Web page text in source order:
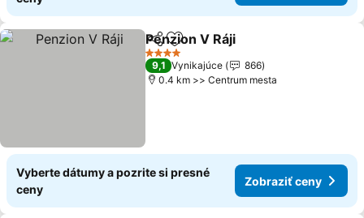
ZdieľaťPridať do obľúbených
Penzion V Ráji
4 Počet hviezdičiek
9,1 Vynikajúce
866
0.4 km >> Centrum mesta
Vyberte dátumy a pozrite si presné
ceny
Zobraziť ceny